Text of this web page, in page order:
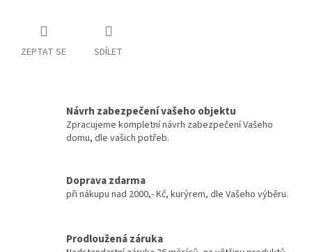
ZEPTAT SE SDÍLET
Návrh zabezpečení vašeho objektu
Zpracujeme kompletní návrh zabezpečení Vašeho
domu, dle vašich potřeb.
Doprava zdarma
při nákupu nad 2000,- Kč, kurýrem, dle Vašeho výběru.
Prodloužená záruka